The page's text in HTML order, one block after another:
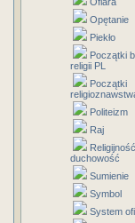
Opętanie
Piekło
Początki
religii PL
Początki
Politeizm
Raj
duchowość
Sumienie
Symbol
System